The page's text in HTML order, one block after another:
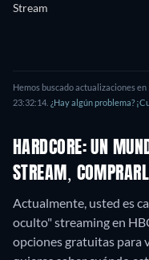
Stream
Hemos buscado actualizaciones
23:32:14. ¿Hay algún problema?
HARDCORE: UN
STREAM,
Actualmente, usted es
oculto" streaming en
opciones gratuitas para